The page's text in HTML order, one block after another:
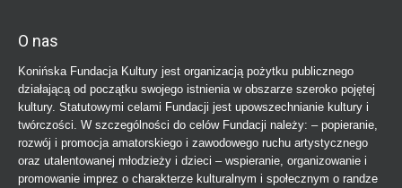
O nas
Konińska Fundacja Kultury jest organizacją pożytku publicznego
działającą od początku swojego istnienia w obszarze szeroko pojętej
kultury. Statutowymi celami Fundacji jest upowszechnianie kultury i
twórczości. W szczególności do celów Fundacji należy: – popieranie,
rozwój i promocja amatorskiego i zawodowego ruchu artystycznego
oraz utalentowanej młodzieży i dzieci – wspieranie, organizowanie i
promowanie imprez o charakterze kulturalnym i społecznym o randze